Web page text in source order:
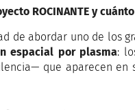
ROCINANTE y
de abordar uno de los
espacial por plasma:
que aparecen en